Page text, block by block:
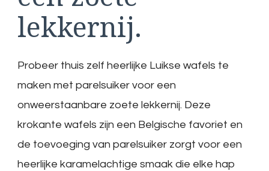
lekkernij.
Probeer thuis zelf heerlijke Luikse wafels te
maken met parelsuiker voor een
onweerstaanbare zoete lekkernij. Deze
krokante wafels zijn een Belgische favoriet en
de toevoeging van parelsuiker zorgt voor een
heerlijke karamelachtige smaak die elke hap